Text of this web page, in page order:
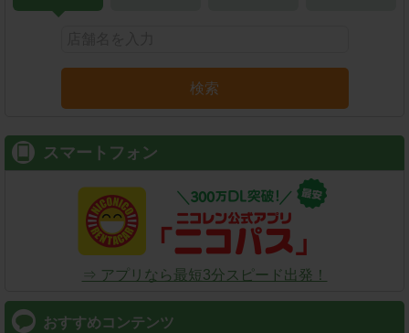
検索
スマートフォン
⇒ アプリなら最短3分スピード出発！
おすすめコンテンツ